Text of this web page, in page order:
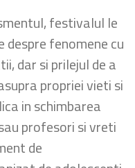
festivalul le
fenomene cu
dar si prilejul de a
propriei vieti si
in schimbarea
profesori si vreti
de